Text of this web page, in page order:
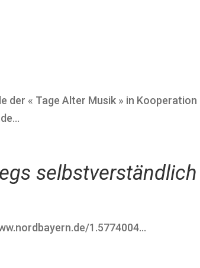
der « Tage Alter Musik » in Kooperation
selbstverständlich
1.5774004...